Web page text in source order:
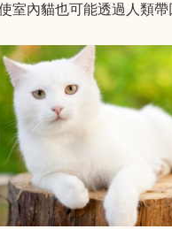
室內貓也可能透過人類帶